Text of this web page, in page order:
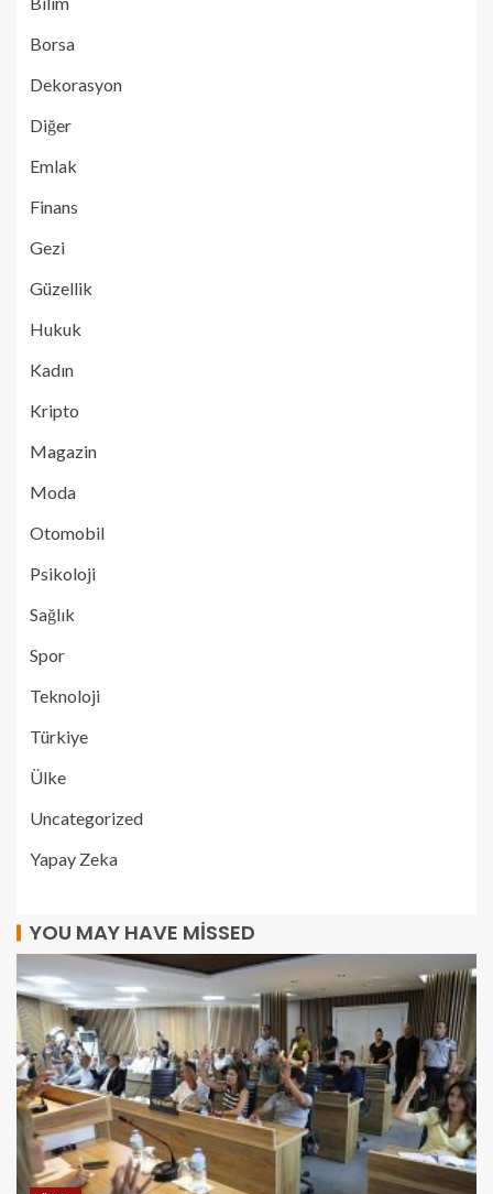
Borsa
Dekorasyon
Diğer
Emlak
Finans
Gezi
Güzellik
Hukuk
Kadın
Kripto
Magazin
Moda
Otomobil
Psikoloji
Sağlık
Spor
Teknoloji
Türkiye
Ülke
Uncategorized
Yapay Zeka
YOU MAY HAVE MISSED